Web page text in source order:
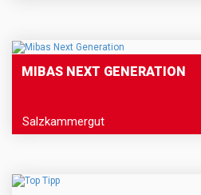
MIBAS NEXT GENERATION
Salzkammergut